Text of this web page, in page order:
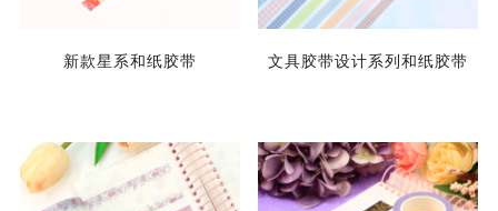
新款星系和纸胶带 文具胶带设计系列和纸胶带